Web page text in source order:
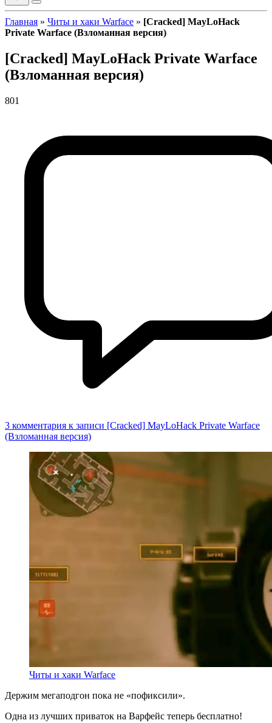
Главная » Читы и хаки Warface » [Cracked] MayLoHack
Private Warface (Взломанная версия)
[Cracked] MayLoHack Private Warface
(Взломанная версия)
801
3 комментария к записи [Cracked] MayLoHack Private Warface
(Взломанная версия)
Читы и хаки Warface
Держим мегаподгон пока не «пофиксили».
Одна из лучших приваток на Варфейс теперь бесплатно!